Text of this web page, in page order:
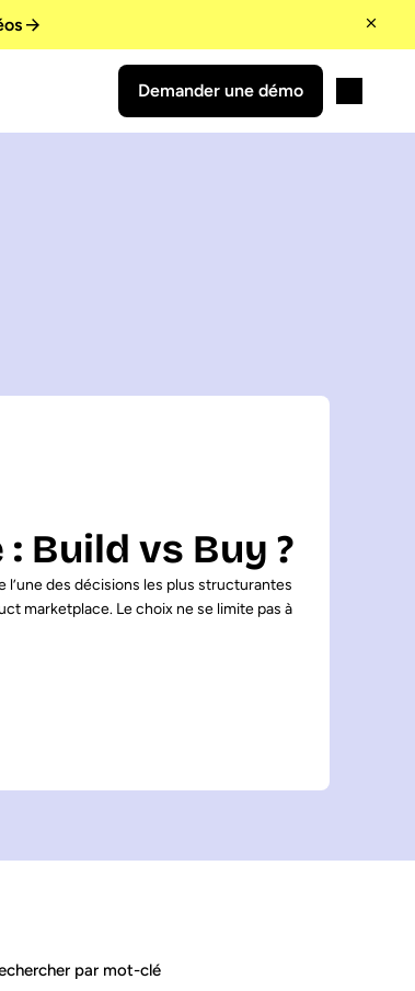
Demander une démo
Build vs Buy ?
des décisions les plus structurantes
marketplace. Le choix ne se limite pas à
par mot-clé